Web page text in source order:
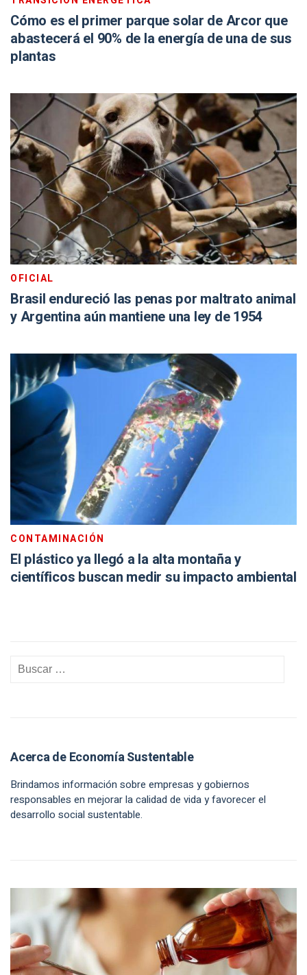
Cómo es el primer parque solar de Arcor que
abastecerá el 90% de la energía de una de sus
plantas
OFICIAL
Brasil endureció las penas por maltrato animal
y Argentina aún mantiene una ley de 1954
CONTAMINACIÓN
El plástico ya llegó a la alta montaña y
científicos buscan medir su impacto ambiental
Acerca de Economía Sustentable
Brindamos información sobre empresas y gobiernos
responsables en mejorar la calidad de vida y favorecer el
desarrollo social sustentable.